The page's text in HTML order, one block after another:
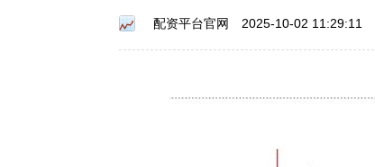
配资平台官网 2025-10-02 11:29:11